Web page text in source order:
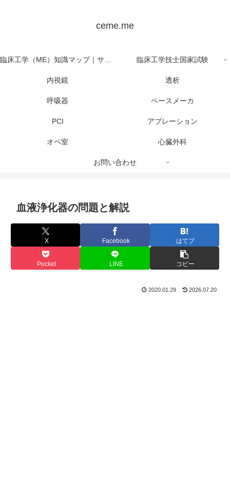
ceme.me
臨床工学（ME）知識マップ｜サイト全体の目次 臨床工学技士国家試験
内視鏡 透析
呼吸器 ペースメーカ
PCI アブレーション
オペ室 心臓外科
お問い合わせ
血液浄化器の問題と解説
X Facebook はてブ
Pocket LINE コピー
2020.01.29 2026.07.20